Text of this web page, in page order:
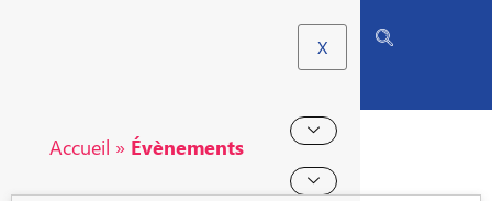
X
Accueil » Évènements